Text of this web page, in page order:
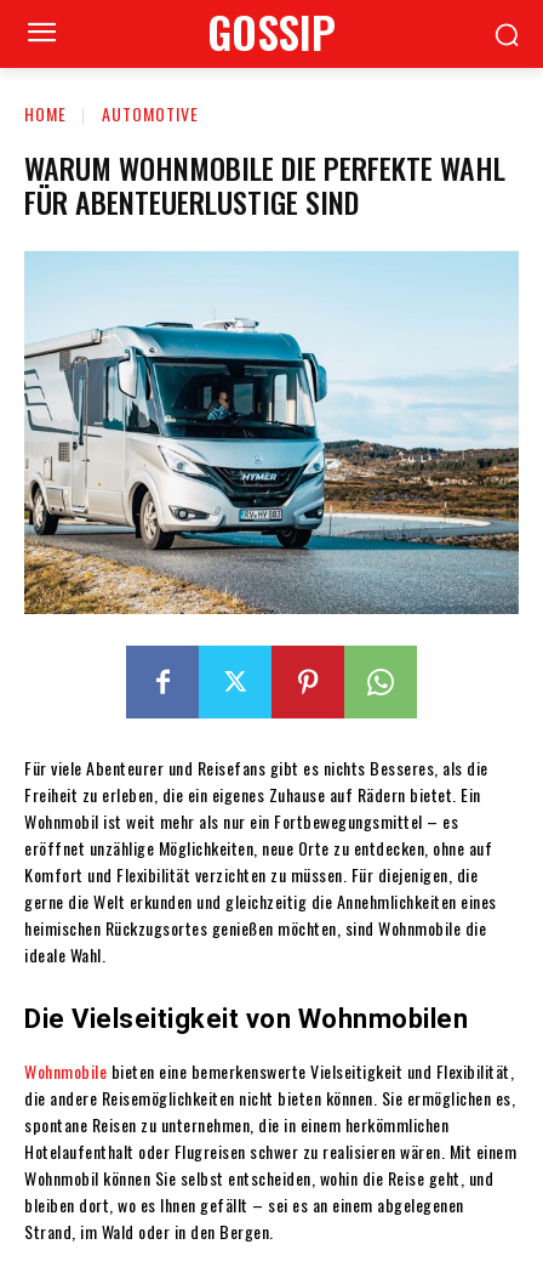
GOSSIP
HOME AUTOMOTIVE
WARUM WOHNMOBILE DIE PERFEKTE WAHL
FÜR ABENTEUERLUSTIGE SIND
Für viele Abenteurer und Reisefans gibt es nichts Besseres, als die
Freiheit zu erleben, die ein eigenes Zuhause auf Rädern bietet. Ein
Wohnmobil ist weit mehr als nur ein Fortbewegungsmittel – es
eröffnet unzählige Möglichkeiten, neue Orte zu entdecken, ohne auf
Komfort und Flexibilität verzichten zu müssen. Für diejenigen, die
gerne die Welt erkunden und gleichzeitig die Annehmlichkeiten eines
heimischen Rückzugsortes genießen möchten, sind Wohnmobile die
ideale Wahl.
Die Vielseitigkeit von Wohnmobilen
Wohnmobile bieten eine bemerkenswerte Vielseitigkeit und Flexibilität,
die andere Reisemöglichkeiten nicht bieten können. Sie ermöglichen es,
spontane Reisen zu unternehmen, die in einem herkömmlichen
Hotelaufenthalt oder Flugreisen schwer zu realisieren wären. Mit einem
Wohnmobil können Sie selbst entscheiden, wohin die Reise geht, und
bleiben dort, wo es Ihnen gefällt – sei es an einem abgelegenen
Strand, im Wald oder in den Bergen.